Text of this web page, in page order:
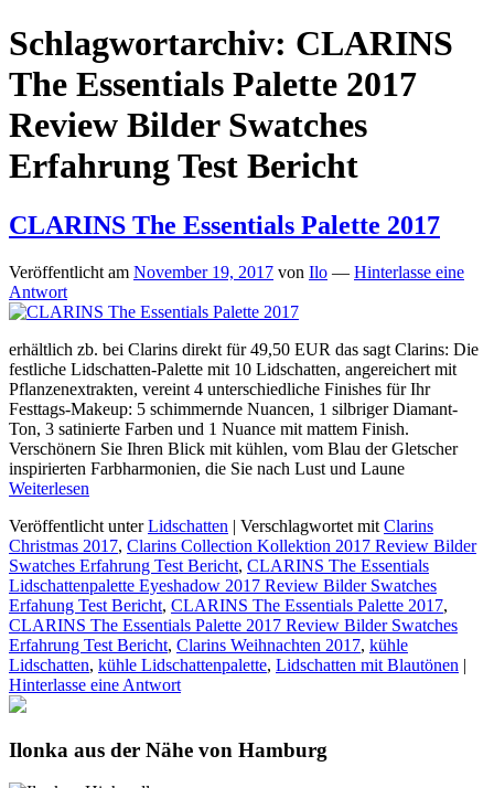
Schlagwortarchiv: CLARINS
The Essentials Palette 2017
Review Bilder Swatches
Erfahrung Test Bericht
CLARINS The Essentials Palette 2017
Veröffentlicht am November 19, 2017 von Ilo — Hinterlasse eine
Antwort
erhältlich zb. bei Clarins direkt für 49,50 EUR das sagt Clarins: Die
festliche Lidschatten-Palette mit 10 Lidschatten, angereichert mit
Pflanzenextrakten, vereint 4 unterschiedliche Finishes für Ihr
Festtags-Makeup: 5 schimmernde Nuancen, 1 silbriger Diamant-
Ton, 3 satinierte Farben und 1 Nuance mit mattem Finish.
Verschönern Sie Ihren Blick mit kühlen, vom Blau der Gletscher
inspirierten Farbharmonien, die Sie nach Lust und Laune
Weiterlesen
Veröffentlicht unter Lidschatten | Verschlagwortet mit Clarins
Christmas 2017, Clarins Collection Kollektion 2017 Review Bilder
Swatches Erfahrung Test Bericht, CLARINS The Essentials
Lidschattenpalette Eyeshadow 2017 Review Bilder Swatches
Erfahung Test Bericht, CLARINS The Essentials Palette 2017,
CLARINS The Essentials Palette 2017 Review Bilder Swatches
Erfahrung Test Bericht, Clarins Weihnachten 2017, kühle
Lidschatten, kühle Lidschattenpalette, Lidschatten mit Blautönen |
Hinterlasse eine Antwort
Ilonka aus der Nähe von Hamburg